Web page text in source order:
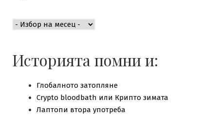
Историята помни и:
Глобалното затопляне
Crypto bloodbath или Крипто зимата
Лаптопи втора употреба